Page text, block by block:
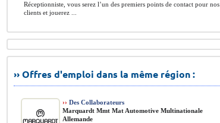
Réceptionniste, vous serez l’un des premiers points de contact pour nos
clients et jouerez ...
›› Offres d'emploi dans la même région :
›› Des Collaborateurs
Marquardt Mmt Mat Automotive Multinationale
Allemande